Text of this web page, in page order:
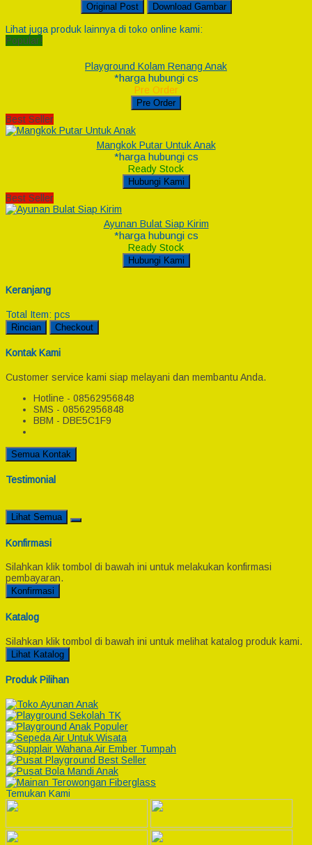
Original Post Download Gambar
Lihat juga produk lainnya di toko online kami:
Popular!
Playground Kolam Renang Anak
*harga hubungi cs
Pre Order
Pre Order
Best Seller
Mangkok Putar Untuk Anak
*harga hubungi cs
Ready Stock
Hubungi Kami
Best Seller
Ayunan Bulat Siap Kirim
*harga hubungi cs
Ready Stock
Hubungi Kami
Keranjang
Total Item: pcs
Rincian Checkout
Kontak Kami
Customer service kami siap melayani dan membantu Anda.
Hotline - 08562956848
SMS - 08562956848
BBM - DBE5C1F9
Semua Kontak
Testimonial
Lihat Semua
Konfirmasi
Silahkan klik tombol di bawah ini untuk melakukan konfirmasi
pembayaran.
Konfirmasi
Katalog
Silahkan klik tombol di bawah ini untuk melihat katalog produk kami.
Lihat Katalog
Produk Pilihan
Temukan Kami